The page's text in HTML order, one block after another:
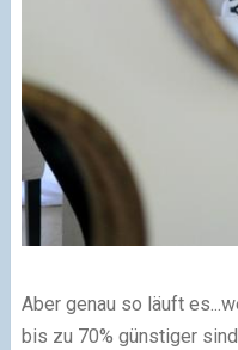
Aber genau so läuft
bis zu 70% günstiger